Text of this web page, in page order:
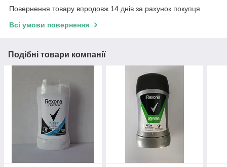
Повернення товару впродовж 14 днів за рахунок покупця
Всі умови повернення
Подібні товари компанії